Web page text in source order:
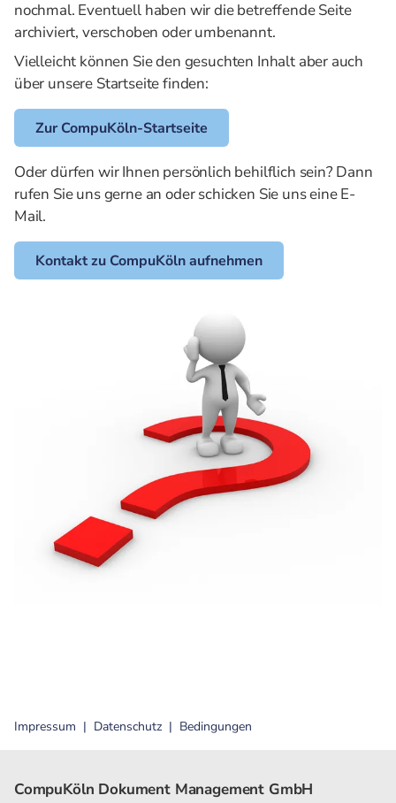
nochmal. Eventuell haben wir die betreffende Seite
archiviert, verschoben oder umbenannt.
Vielleicht können Sie den gesuchten Inhalt aber auch
über unsere Startseite finden:
Zur CompuKöln-Startseite
Oder dürfen wir Ihnen persönlich behilflich sein? Dann
rufen Sie uns gerne an oder schicken Sie uns eine E-
Mail.
Kontakt zu CompuKöln aufnehmen
Impressum Datenschutz Bedingungen
CompuKöln Dokument Management GmbH